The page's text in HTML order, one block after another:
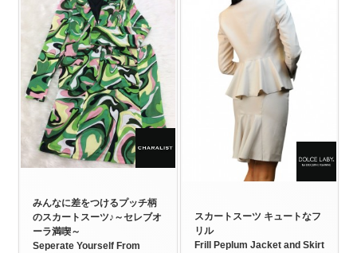
みんなに差をつけるプッチ柄
のスカートスーツ♪～セレブオ
ーラ満喫～
Seperate Yourself From
スカートスーツ キュートなフ
リル
Frill Peplum Jacket and Skirt